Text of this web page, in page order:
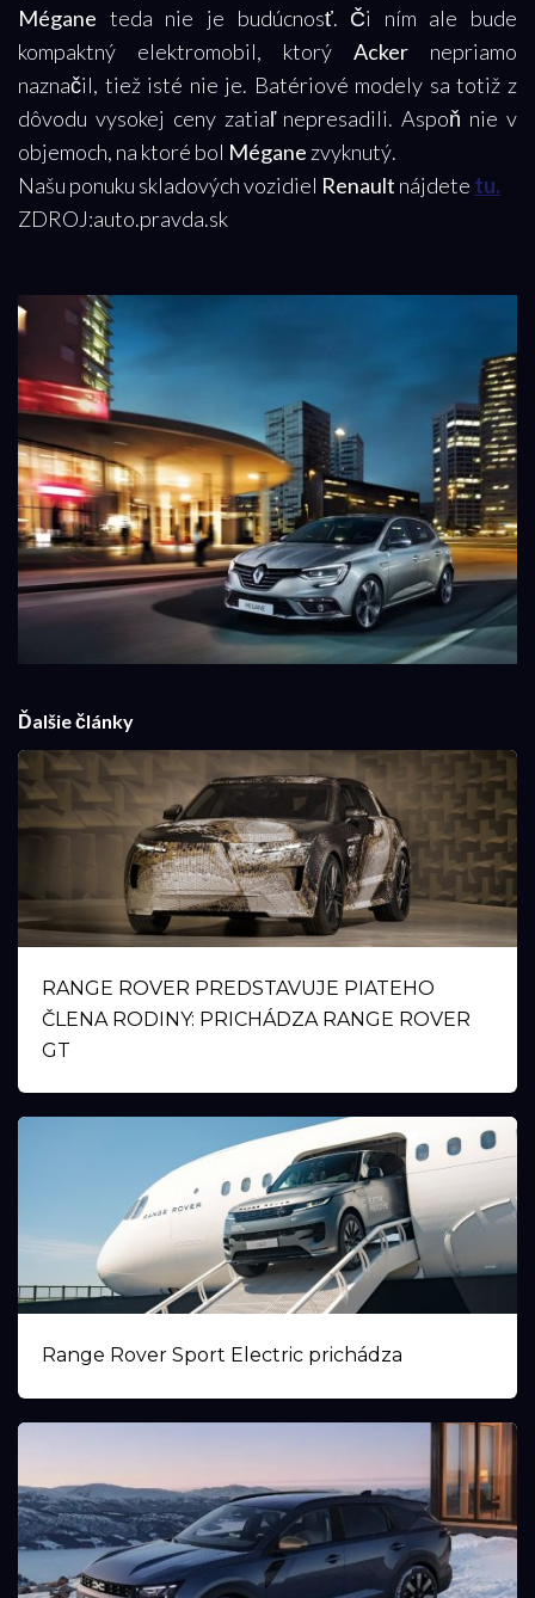
Ďalšie články
RANGE ROVER PREDSTAVUJE PIATEHO
ČLENA RODINY: PRICHÁDZA RANGE ROVER
GT
Range Rover Sport Electric prichádza
Mégane teda nie je budúcnosť. Či ním ale bude
kompaktný elektromobil, ktorý Acker nepriamo
naznačil, tiež isté nie je. Batériové modely sa totiž z
dôvodu vysokej ceny zatiaľ nepresadili. Aspoň nie v
objemoch, na ktoré bol Mégane zvyknutý.
Našu ponuku skladových vozidiel Renault nájdete tu.
ZDROJ:auto.pravda.sk